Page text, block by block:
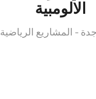
الالومبية
- المشاريع الرياضية